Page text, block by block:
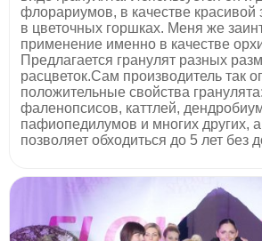
флорариумов, в качестве красивой
в цветочных горшках. Меня же
применение именно в качестве
Предлагается гранулят разных
расцветок.Сам производитель так
положительные свойства
фаленопсисов, каттлей,
пафиопедилумов и многих других, а
позволяет обходиться до 5 лет без